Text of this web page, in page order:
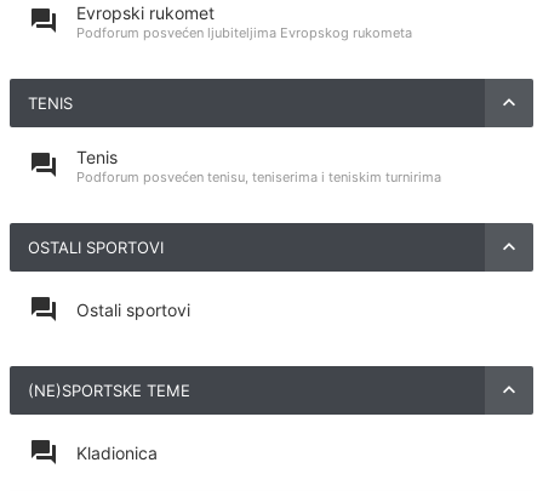
Evropski rukomet
Podforum posvećen ljubiteljima Evropskog rukometa
TENIS
Tenis
Podforum posvećen tenisu, teniserima i teniskim turnirima
OSTALI SPORTOVI
Ostali sportovi
(NE)SPORTSKE TEME
Kladionica